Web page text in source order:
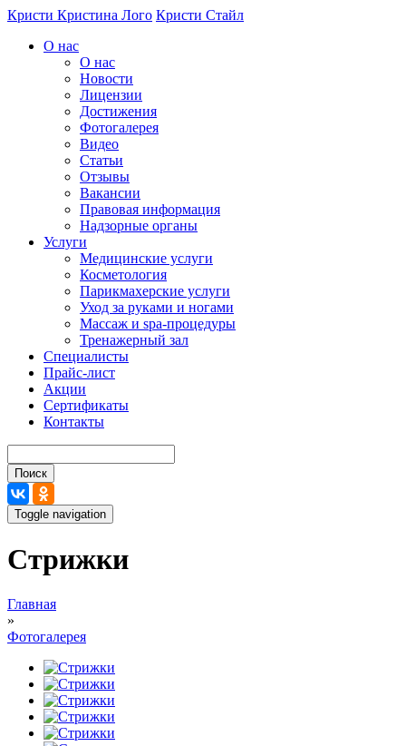
Перейти к основному содержанию
Кристи Кристина Лого Кристи Стайл
О нас
О нас
Новости
Лицензии
Достижения
Фотогалерея
Видео
Статьи
Отзывы
Вакансии
Правовая информация
Надзорные органы
Услуги
Медицинские услуги
Косметология
Парикмахерские услуги
Уход за руками и ногами
Массаж и spa-процедуры
Тренажерный зал
Специалисты
Прайс-лист
Акции
Сертификаты
Контакты
Поиск
Toggle navigation
Стрижки
Вы здесь
Главная
»
Фотогалерея